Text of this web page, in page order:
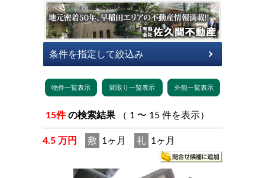
15件 の検索結果 （ 1 〜 15 件を表示）
4.5 万円 敷 1ヶ月 礼 1ヶ月